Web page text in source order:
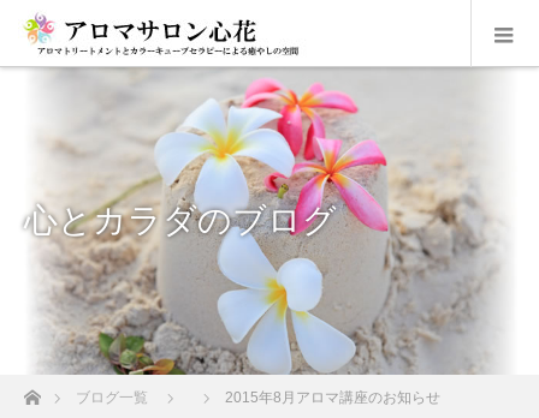
心とカラダのブログ
ホームブログ一覧 2015年8月アロマ講座のお知らせ